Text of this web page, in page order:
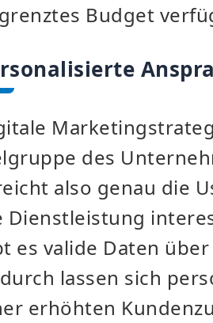
Budget
des
also genau die
Dienstleistung
es valide Daten
lassen sich
erhöhten